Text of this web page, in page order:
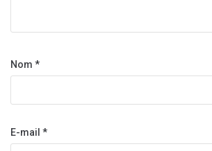
Nom *
E-mail *